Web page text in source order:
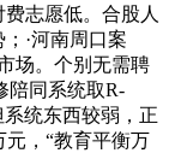
志愿低。合股人
·河南周口案
场。个别无需聘
陪同系统取R-
统东西较弱，正
元，“教育平衡万